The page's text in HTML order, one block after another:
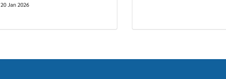
20 Jan 2026